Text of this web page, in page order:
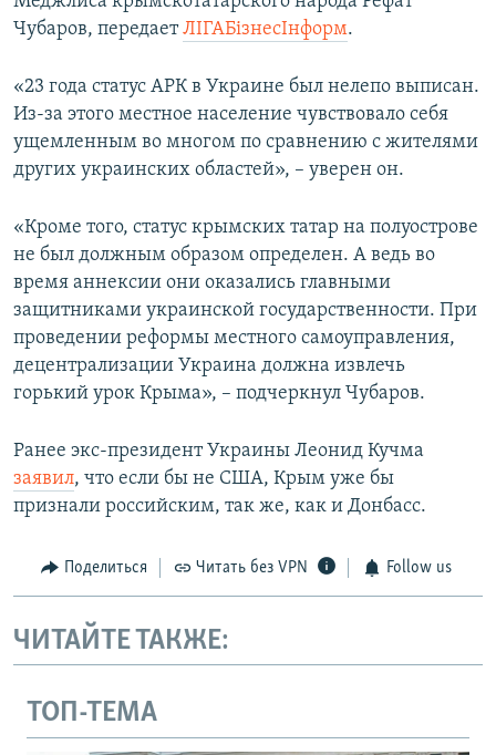
Чубаров, передаетЛІГАБізнесІнформ.
«23 года статус АРК в Украине был нелепо выписан.
Из-за этого местное население чувствовало себя
ущемленным во многом по сравнению с жителями
других украинских областей», – уверен он.
«Кроме того, статус крымских татар на полуострове
не был должным образом определен. А ведь во
время аннексии они оказались главными
защитниками украинской государственности. При
проведении реформы местного самоуправления,
децентрализации Украина должна извлечь
горький урок Крыма», – подчеркнул Чубаров.
Ранее экс-президент Украины Леонид Кучма
заявил, что если бы не США, Крым уже бы
признали российским, так же, как и Донбасс.
Поделиться Читать без VPN Follow us
ЧИТАЙТЕ ТАКЖЕ:
ТОП-ТЕМА